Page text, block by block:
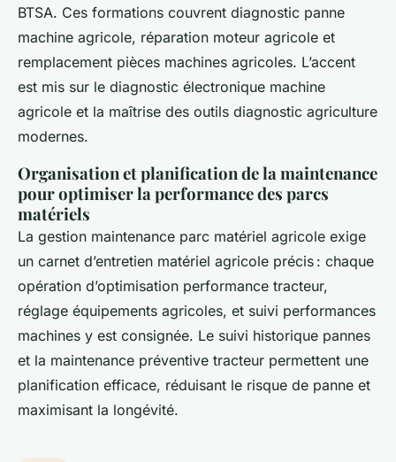
BTSA. Ces formations couvrent diagnostic panne
machine agricole, réparation moteur agricole et
remplacement pièces machines agricoles. L’accent
est mis sur le diagnostic électronique machine
agricole et la maîtrise des outils diagnostic agriculture
modernes.
Organisation et planification de la maintenance
pour optimiser la performance des parcs
matériels
La gestion maintenance parc matériel agricole exige
un carnet d’entretien matériel agricole précis : chaque
opération d’optimisation performance tracteur,
réglage équipements agricoles, et suivi performances
machines y est consignée. Le suivi historique pannes
et la maintenance préventive tracteur permettent une
planification efficace, réduisant le risque de panne et
maximisant la longévité.